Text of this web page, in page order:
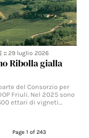
::29 luglio 2026
Ribolla gialla
del Consorzio per
Friuli. Nel 2025 sono
ettari di vigneti…
Page 1 of 243